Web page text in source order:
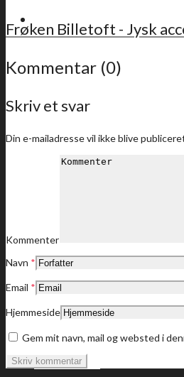
For medlemmer
Sidste nyt
Dine medlemstilbud
Bliv medlem
Frøken Billetoft - Jysk
Kommentar (0)
Skriv et svar
Din e-mailadresse vil ikke blive
Kommenter
Navn *
Email *
Hjemmeside
Gem mit navn, mail og websted i